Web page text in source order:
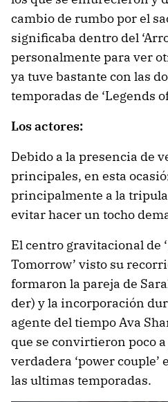
cambio de rumbo por el
significaba dentro del
personalmente para ver
ya tuve bastante con las
temporadas de ‘Legends
Los actores:
Debido a la presencia de
principales, en esta
principalmente a la
evitar hacer un tocho
El centro gravitacional de
Tomorrow’ visto su
formaron la pareja de
der) y la incorporación
agente del tiempo Ava
que se convirtieron poco
verdadera ‘power couple’
las ultimas temporadas.